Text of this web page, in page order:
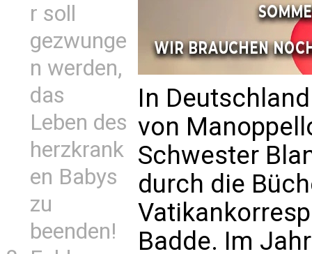
r soll
gezwunge
n werden,
das
Leben des
herzkrank
en Babys
zu
beenden!
In
von
Schwester
durch die
Badde. Im